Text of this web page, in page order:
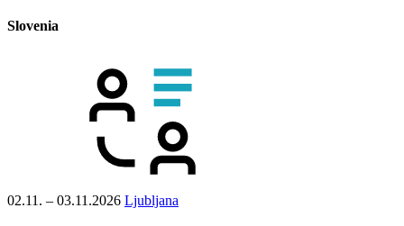
Slovenia
02.11. – 03.11.2026 Ljubljana